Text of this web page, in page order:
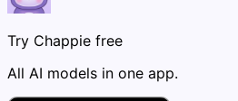
Try Chappie free
All AI models in one app.